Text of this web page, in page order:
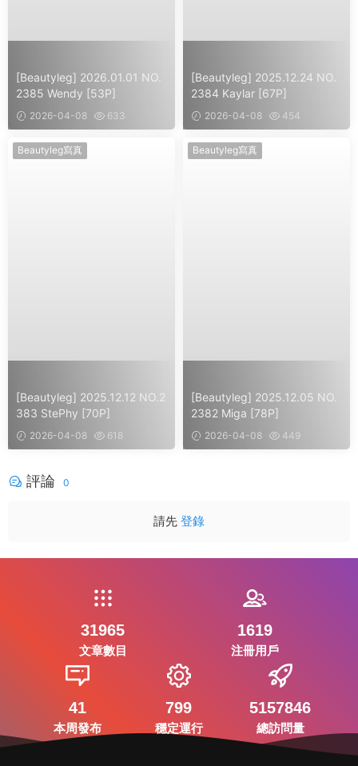
[Beautyleg] 2026.01.01 NO.
2385 Wendy [53P]
2026-04-08 633
[Beautyleg] 2025.12.24 NO.
2384 Kaylar [67P]
2026-04-08 454
Beautyleg寫真
[Beautyleg] 2025.12.12 NO.2
383 StePhy [70P]
2026-04-08 618
Beautyleg寫真
[Beautyleg] 2025.12.05 NO.
2382 Miga [78P]
2026-04-08 449
評論 0
請先 登錄
31965
文章數目
1619
注冊用戶
41
本周發布
799
穩定運行
5157846
總訪問量